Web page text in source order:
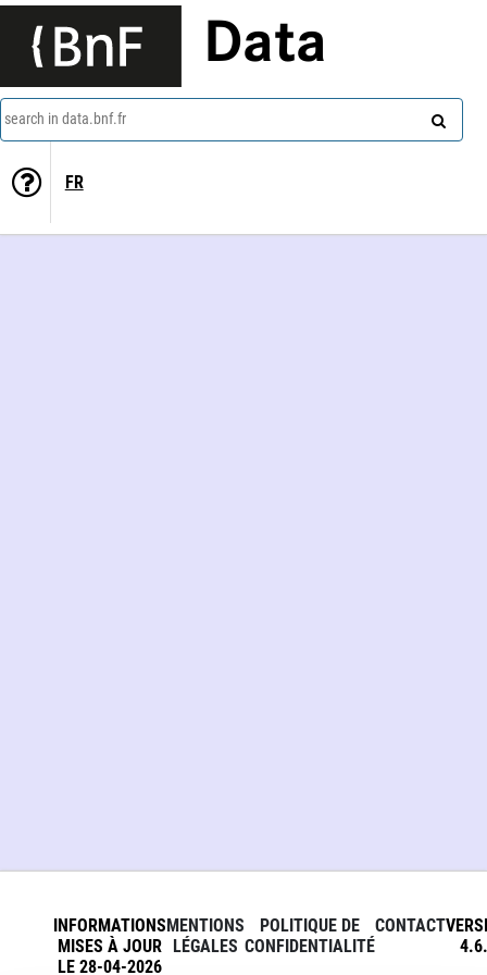
Data
search in data.bnf.fr
FR
INFORMATIONS
MISES À JOUR
LE 28-04-2026
MENTIONS
LÉGALES
POLITIQUE DE
CONFIDENTIALITÉ
CONTACT